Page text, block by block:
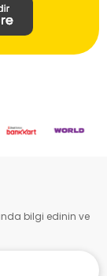
bilgi edinin ve